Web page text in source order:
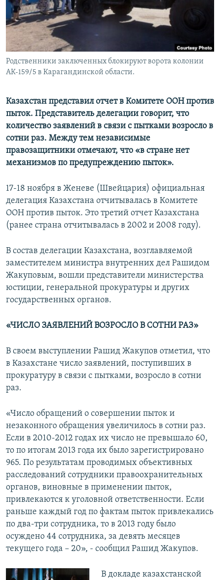
Родственники заключенных блокируют ворота колонии
АК-159/5 в Карагандинской области.
Казахстан представил отчет в Комитете ООН против
пыток. Представитель делегации говорит, что
количество заявлений в связи с пытками возросло в
сотни раз. Между тем независимые
правозащитники отмечают, что «в стране нет
механизмов по предупреждению пыток».
17-18 ноября в Женеве (Швейцария) официальная
делегация Казахстана отчитывалась в Комитете
ООН против пыток. Это третий отчет Казахстана
(ранее страна отчитывалась в 2002 и 2008 году).
В состав делегации Казахстана, возглавляемой
заместителем министра внутренних дел Рашидом
Жакуповым, вошли представители министерства
юстиции, генеральной прокуратуры и других
государственных органов.
«ЧИСЛО ЗАЯВЛЕНИЙ ВОЗРОСЛО В СОТНИ РАЗ»
В своем выступлении Рашид Жакупов отметил, что
в Казахстане число заявлений, поступивших в
прокуратуру в связи с пытками, возросло в сотни
раз.
«Число обращений о совершении пыток и
незаконного обращения увеличилось в сотни раз.
Если в 2010-2012 годах их число не превышало 60,
то по итогам 2013 года их было зарегистрировано
965. По результатам проводимых объективных
расследований сотрудники правоохранительных
органов, виновные в применении пыток,
привлекаются к уголовной ответственности. Если
раньше каждый год по фактам пыток привлекались
по два-три сотрудника, то в 2013 году было
осуждено 44 сотрудника, за девять месяцев
текущего года – 20», - сообщил Рашид Жакупов.
В докладе казахстанской